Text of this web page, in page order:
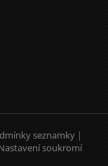
seznamky |
soukromí